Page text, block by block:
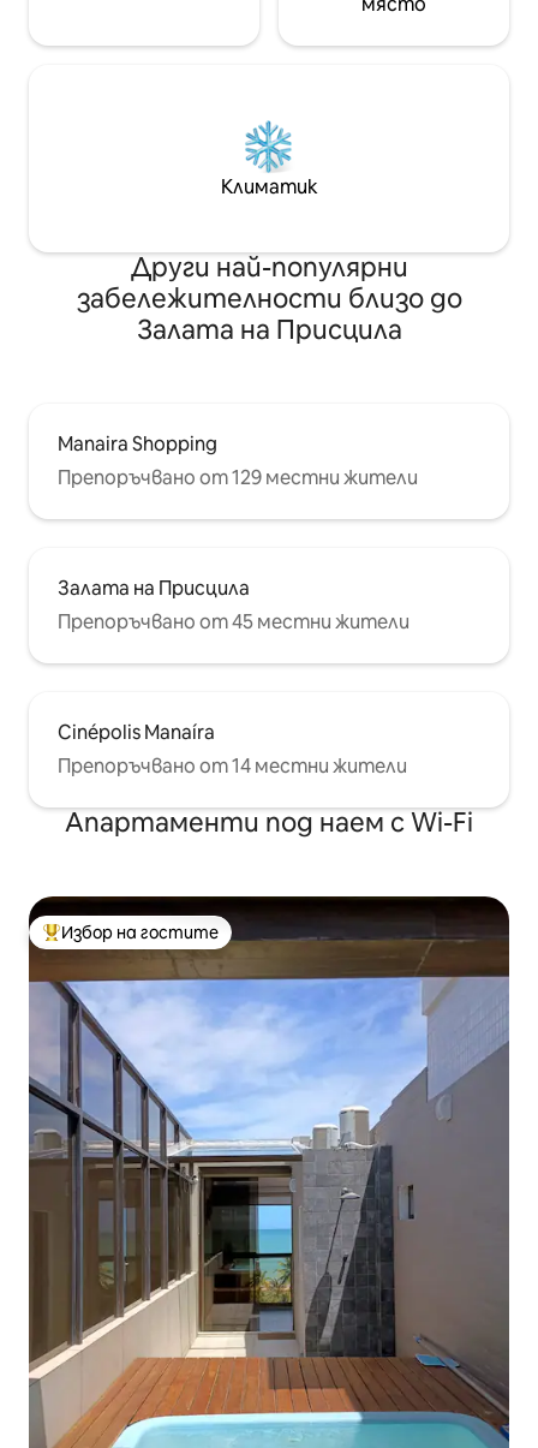
Климатик
Други най-популярни
забележителности близо до
Залата на Присцила
Manaira Shopping
Препоръчвано от 129 местни жители
Залата на Присцила
Препоръчвано от 45 местни жители
Cinépolis Manaíra
Препоръчвано от 14 местни жители
Апартаменти под наем с Wi-Fi
Най-популярен избор на гостите
Избор на гостите